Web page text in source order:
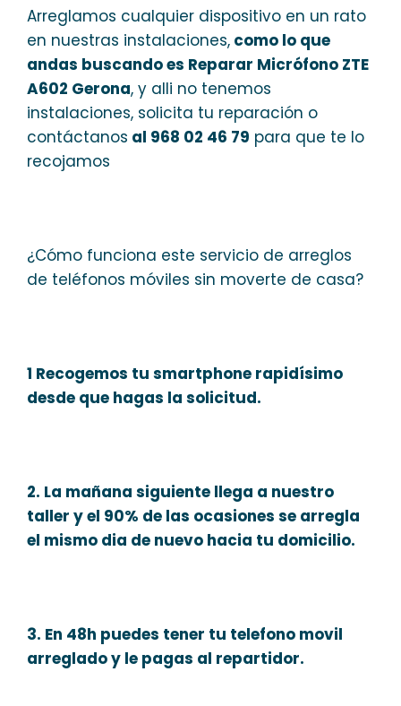
Arreglamos cualquier dispositivo en un rato
en nuestras instalaciones, como lo que
andas buscando es Reparar Micrófono ZTE
A602 Gerona, y alli no tenemos
instalaciones, solicita tu reparación o
contáctanos al 968 02 46 79 para que te lo
recojamos
¿Cómo funciona este servicio de arreglos
de teléfonos móviles sin moverte de casa?
1 Recogemos tu smartphone rapidísimo
desde que hagas la solicitud.
2. La mañana siguiente llega a nuestro
taller y el 90% de las ocasiones se arregla
el mismo dia de nuevo hacia tu domicilio.
3. En 48h puedes tener tu telefono movil
arreglado y le pagas al repartidor.